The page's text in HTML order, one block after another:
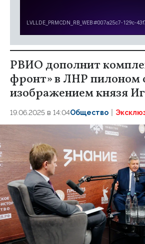
РВИО дополнит
фронт» в ЛНР пилоном
изображением князя
19.06.2025 в 14:04Общество